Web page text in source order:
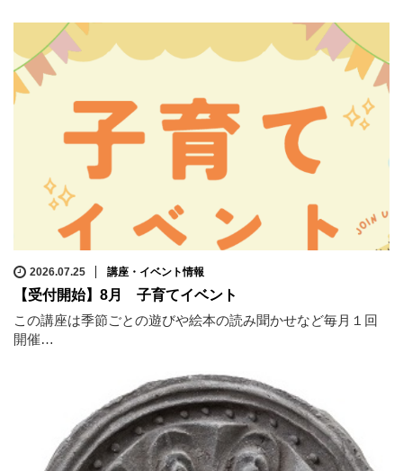
2026.07.25 講座・イベント情報
【受付開始】8月 子育てイベント
この講座は季節ごとの遊びや絵本の読み聞かせなど毎月１回
開催…